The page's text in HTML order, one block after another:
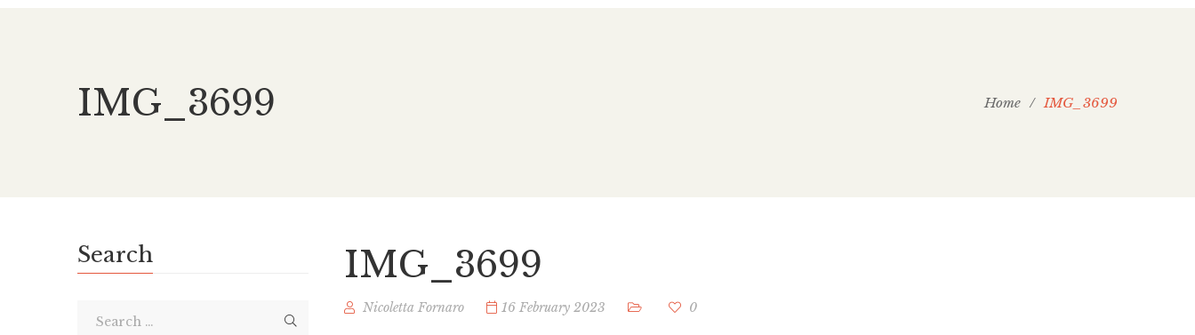
IMG_3699 Home / IMG_3699
IMG_3699
Nicoletta Fornaro 16 February 2023 0
Search